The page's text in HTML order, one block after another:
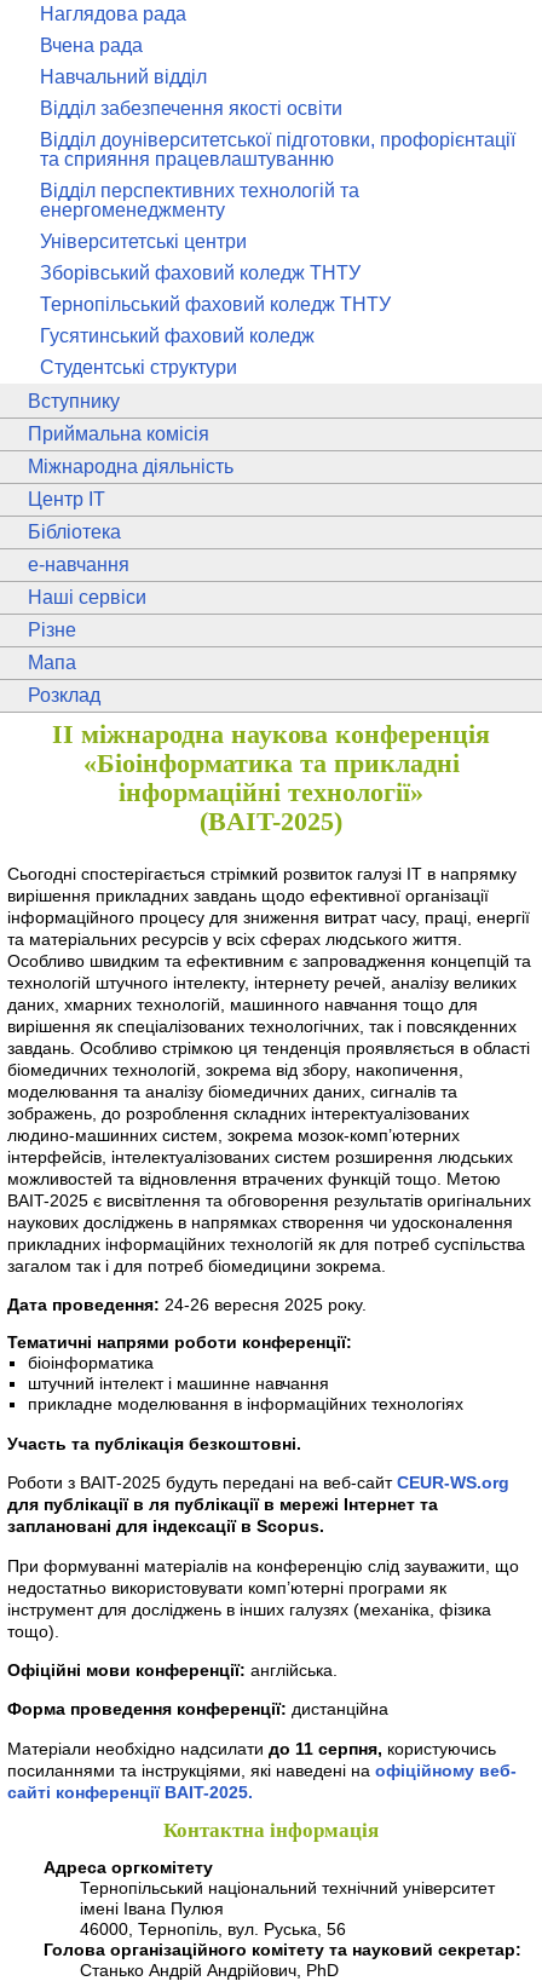
Наглядова рада
Вчена рада
Навчальний відділ
Відділ забезпечення якості освіти
Відділ доуніверситетської підготовки, профорієнтації
та сприяння працевлаштуванню
Відділ перспективних технологій та
енергоменеджменту
Університетські центри
Зборівський фаховий коледж ТНТУ
Тернопільський фаховий коледж ТНТУ
Гусятинський фаховий коледж
Студентські структури
Вступнику
Приймальна комісія
Міжнародна діяльність
Центр ІТ
Бібліотека
e-навчання
Наші сервіси
Різне
Мапа
Розклад
IІ міжнародна наукова конференція
«Біоінформатика та прикладні
інформаційні технології»
(BAIT-2025)
Сьогодні спостерігається стрімкий розвиток галузі ІТ в напрямку
вирішення прикладних завдань щодо ефективної організації
інформаційного процесу для зниження витрат часу, праці, енергії
та матеріальних ресурсів у всіх сферах людського життя.
Особливо швидким та ефективним є запровадження концепцій та
технологій штучного інтелекту, інтернету речей, аналізу великих
даних, хмарних технологій, машинного навчання тощо для
вирішення як спеціалізованих технологічних, так і повсякденних
завдань. Особливо стрімкою ця тенденція проявляється в області
біомедичних технологій, зокрема від збору, накопичення,
моделювання та аналізу біомедичних даних, сигналів та
зображень, до розроблення складних інтеректуалізованих
людино-машинних систем, зокрема мозок-комп’ютерних
інтерфейсів, інтелектуалізованих систем розширення людських
можливостей та відновлення втрачених функцій тощо. Метою
BAIT-2025 є висвітлення та обговорення результатів оригінальних
наукових досліджень в напрямках створення чи удосконалення
прикладних інформаційних технологій як для потреб суспільства
загалом так і для потреб біомедицини зокрема.
Дата проведення: 24-26 вересня 2025 року.
Тематичні напрями роботи конференції:
біоінформатика
штучний інтелект і машинне навчання
прикладне моделювання в інформаційних технологіях
Участь та публікація безкоштовні.
Роботи з BAIT-2025 будуть передані на веб-сайтCEUR-WS.org
для публікації в ля публікації в мережі Інтернет та
заплановані для індексації в Scopus.
При формуванні матеріалів на конференцію слід зауважити, що
недостатньо використовувати комп’ютерні програми як
інструмент для досліджень в інших галузях (механіка, фізика
тощо).
Офіційні мови конференції: англійська.
Форма проведення конференції: дистанційна
Матеріали необхідно надсилати до 11 серпня, користуючись
посиланнями та інструкціями, які наведені на офіційному веб-
сайті конференції BAIT-2025.
Контактна інформація
Адреса оргкомітету
Тернопільський національний технічний університет
імені Івана Пулюя
46000, Тернопіль, вул. Руська, 56
Голова організаційного комітету та науковий секретар:
Станько Андрій Андрійович, PhD